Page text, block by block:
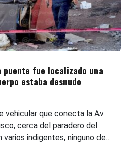
puente fue localizado una
estaba desnudo
vehicular que conecta la Av.
cerca del paradero del
indigentes, ninguno de…